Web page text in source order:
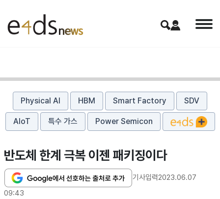
Physical AI HBM Smart Factory SDV
AIoT 특수 가스 Power Semicon
반도체 한계 극복 이젠 패키징이다
기사입력2023.06.07
09:43